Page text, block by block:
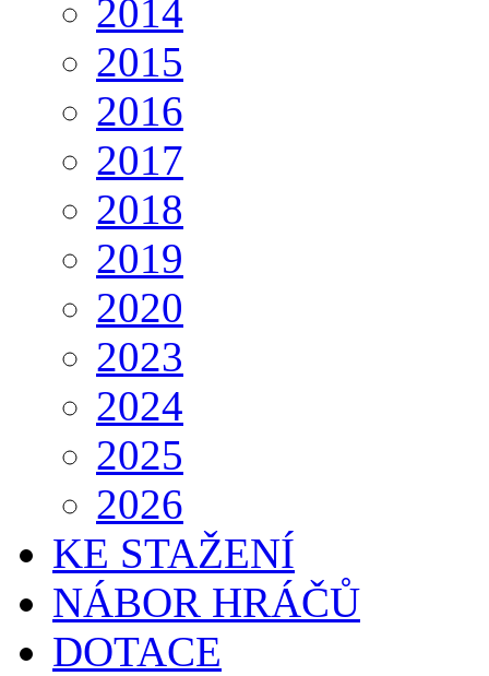
2014
2015
2016
2017
2018
2019
2020
2023
2024
2025
2026
KE STAŽENÍ
NÁBOR HRÁČŮ
DOTACE